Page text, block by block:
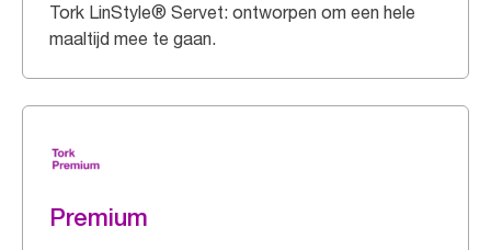
Tork LinStyle® Servet: ontworpen om een hele
maaltijd mee te gaan.
Premium